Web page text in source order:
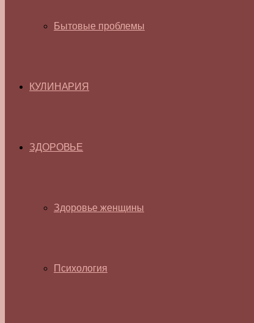
Бытовые проблемы
КУЛИНАРИЯ
ЗДОРОВЬЕ
Здоровье женщины
Психология